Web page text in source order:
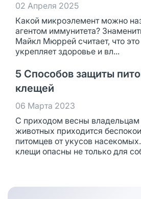
02 Апреля 2025
Какой микроэлемент можно
агентом иммунитета?
Майкл Мюррей считает, что
укрепляет здоровье и вл...
5 Способов защиты
клещей
06 Марта 2023
С приходом весны
животных приходится
питомцев от укусов
клещи опасны не только для